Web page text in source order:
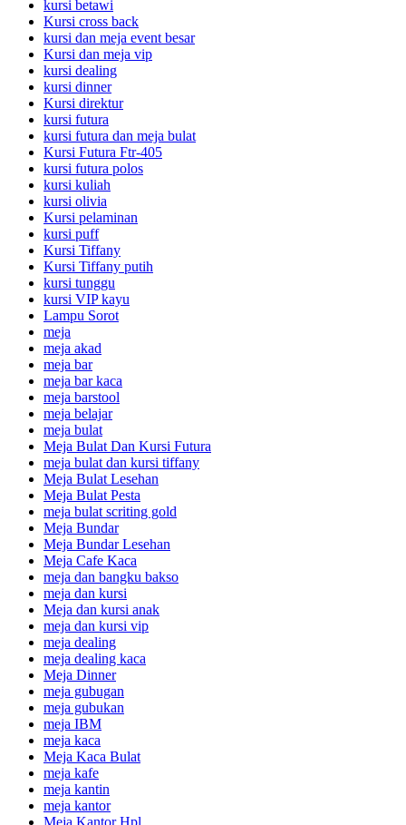
kursi betawi
Kursi cross back
kursi dan meja event besar
Kursi dan meja vip
kursi dealing
kursi dinner
Kursi direktur
kursi futura
kursi futura dan meja bulat
Kursi Futura Ftr-405
kursi futura polos
kursi kuliah
kursi olivia
Kursi pelaminan
kursi puff
Kursi Tiffany
Kursi Tiffany putih
kursi tunggu
kursi VIP kayu
Lampu Sorot
meja
meja akad
meja bar
meja bar kaca
meja barstool
meja belajar
meja bulat
Meja Bulat Dan Kursi Futura
meja bulat dan kursi tiffany
Meja Bulat Lesehan
Meja Bulat Pesta
meja bulat scriting gold
Meja Bundar
Meja Bundar Lesehan
Meja Cafe Kaca
meja dan bangku bakso
meja dan kursi
Meja dan kursi anak
meja dan kursi vip
meja dealing
meja dealing kaca
Meja Dinner
meja gubugan
meja gubukan
meja IBM
meja kaca
Meja Kaca Bulat
meja kafe
meja kantin
meja kantor